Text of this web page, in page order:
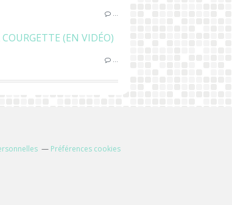
…
COURGETTE (EN VIDÉO)
…
Préférences cookies